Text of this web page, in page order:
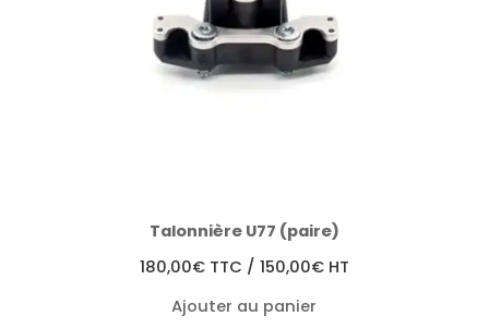
Talonnière U77 (paire)
180,00€ TTC / 150,00€HT
Ajouter au panier